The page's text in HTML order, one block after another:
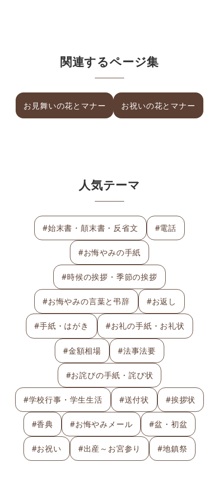
関連するページ集
お見舞いの花とマナー お祝いの花とマナー
人気テーマ
#始末書・顛末書・反省文 #電話
#お悔やみの手紙
#時候の挨拶・季節の挨拶
#お悔やみの言葉と弔辞 #お返し
#手紙・はがき #お礼の手紙・お礼状
#金額相場 #法事法要
#お詫びの手紙・詫び状
#学校行事・学生生活 #送付状 #挨拶状
#香典 #お悔やみメール #盆・初盆
#お祝い #出産～お宮参り #地鎮祭